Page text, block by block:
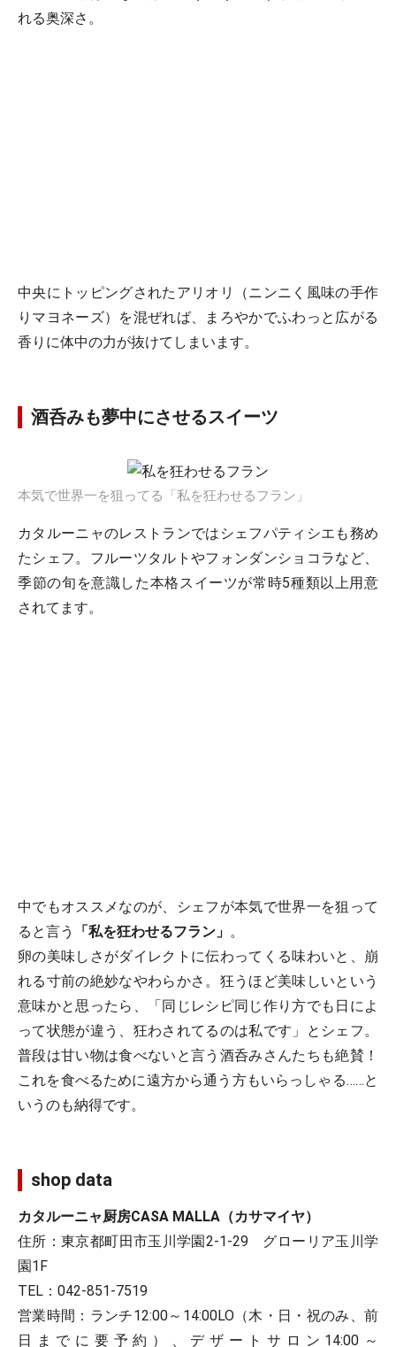
れる奥深さ。
中央にトッピングされたアリオリ（ニンニく風味の手作
りマヨネーズ）を混ぜれば、まろやかでふわっと広がる
香りに体中の力が抜けてしまいます。
酒呑みも夢中にさせるスイーツ
本気で世界一を狙ってる「私を狂わせるフラン」
カタルーニャのレストランではシェフパティシエも務め
たシェフ。フルーツタルトやフォンダンショコラなど、
季節の旬を意識した本格スイーツが常時5種類以上用意
されてます。
中でもオススメなのが、シェフが本気で世界一を狙って
ると言う
「私を狂わせるフラン」 。
卵の美味しさがダイレクトに伝わってくる味わいと、崩
れる寸前の絶妙なやわらかさ。狂うほど美味しいという
意味かと思ったら、「同じレシピ同じ作り方でも日によ
って状態が違う、狂わされてるのは私です」とシェフ。
普段は甘い物は食べないと言う酒呑みさんたちも絶賛！
これを食べるために遠方から通う方もいらっしゃる……と
いうのも納得です。
shop data
カタルーニャ厨房CASA MALLA（カサマイヤ）
住所：東京都町田市玉川学園2-1-29 グローリア玉川学
園1F
TEL：042-851-7519
営業時間：ランチ12:00～14:00LO（木・日・祝のみ、前
日までに要予約）、デザートサロン14:00～